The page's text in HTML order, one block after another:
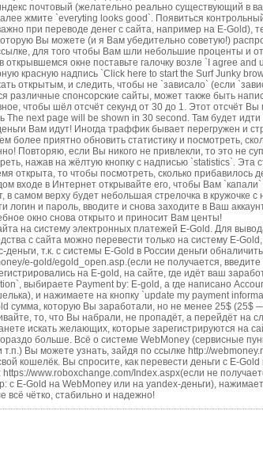
почтовый (желательно реально существующий в
жмите `everyting looks good`. Появиться
при переводе денег с сайта, например на E-Gold),
Вы можете (и я Вам убедительно советую!)
для того чтобы Вам шли небольшие проценты и
окне поставьте галочку возле `I agree
красную надпись `Сlick here to start the Surf Junky
открытым, и следить, чтобы не `зависало` (если
различные спонсорские сайты, может также быть
чтобы шёл отсчёт секунд от 30 до 1. Этот отсчёт
The next page will be shown in 30 second. Там будет
Вам идут! Иногда траффик бывает перегружен и
более приятно обновить статистику и посмотреть,
Повторяю, если Вы никого не привлекли, то это не
нажав на жёлтую кнопку с надписью `statistics`. Эта
открыта, то чтобы посмотреть, сколько прибавилось
входе в Интернет открывайте его, чтобы Вам
в самом верху будет небольшая стрелочка в кружочке
логин и пароль, вводите и снова заходите в Ваш
окно снова открыто и приносит Вам центы!
электронных платежей E-Gold. Для вывода
с сайта можно перевести только на систему E-
т.к. с системы E-Gold в России деньги
e-gold/egold_open.asp.(если не получается,
на Е-gold, на сайте, где идёт ваш
выбираете Payment by: Е-gold, а где написано
и нажимаете на кнопку `update my payment
сумма, которую Вы заработали, но не менее 25$ (25$
то, что Вы набрали, не пропадёт, а перейдёт на
искать желающих, которые зарегистрируются на
больше. Всё о системе WebMoney (сервисные
т.п.) Вы можете узнать, зайдя по ссылке http://
кошелёк. Вы спросите, как перевести деньги с E-
www.roboxchange.соm/Index.aspx(если не
с E-Gold на WebMoney или на yandex-деньги),
всё чётко, стабильно и надежно!